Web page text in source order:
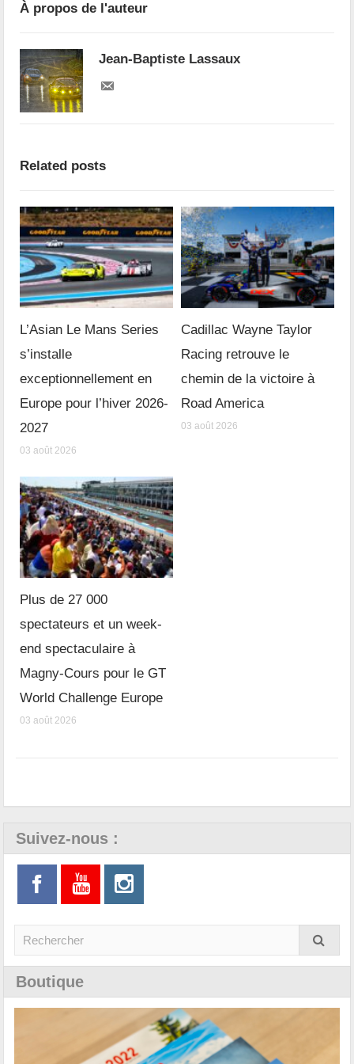
À propos de l'auteur
Jean-Baptiste Lassaux
Related posts
L’Asian Le Mans Series
s’installe
exceptionnellement en
Europe pour l’hiver 2026-
2027
03 août 2026
Cadillac Wayne Taylor
Racing retrouve le
chemin de la victoire à
Road America
03 août 2026
Plus de 27 000
spectateurs et un week-
end spectaculaire à
Magny-Cours pour le GT
World Challenge Europe
03 août 2026
Suivez-nous :
Boutique